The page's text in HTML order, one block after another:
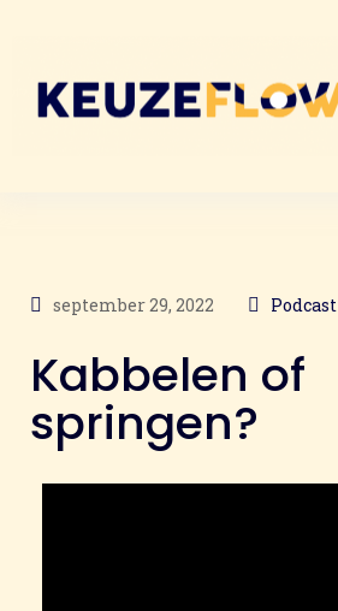
september 29, 2022 Podcast
Kabbelen of
springen?